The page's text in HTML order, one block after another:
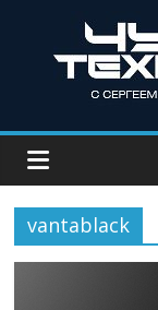
vantablack